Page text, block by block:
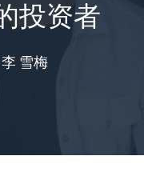
投资者
李 雪梅